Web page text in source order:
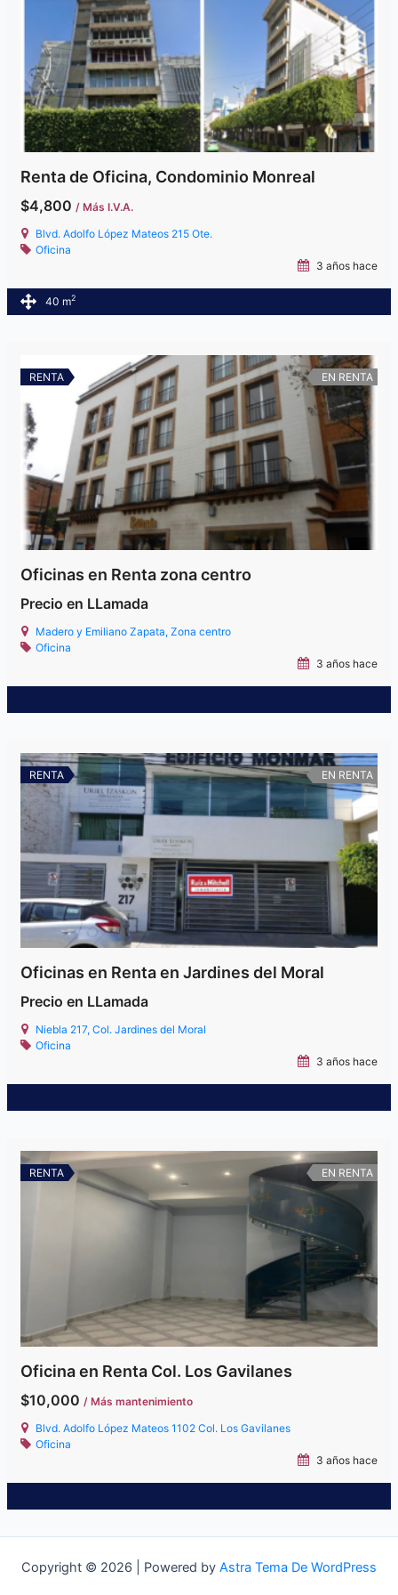
Renta de Oficina, Condominio Monreal
$4,800 / Más I.V.A.
Blvd. Adolfo López Mateos 215 Ote.
Oficina
3 años hace
40 m2
RENTA EN RENTA
Oficinas en Renta zona centro
Precio en LLamada
Madero y Emiliano Zapata, Zona centro
Oficina
3 años hace
RENTA EN RENTA
Oficinas en Renta en Jardines del Moral
Precio en LLamada
Niebla 217, Col. Jardines del Moral
Oficina
3 años hace
RENTA EN RENTA
Oficina en Renta Col. Los Gavilanes
$10,000 / Más mantenimiento
Blvd. Adolfo López Mateos 1102 Col. Los Gavilanes
Oficina
3 años hace
Copyright © 2026 | Powered by Astra Tema De WordPress